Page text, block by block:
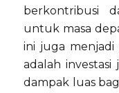
berkontribusi
untuk masa
ini juga
adalah
dampak luas